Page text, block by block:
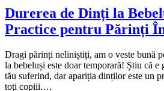
Durerea de Dinți la
Practice pentru Părinți
Dragi părinți neliniștiți, am o veste bună
la bebeluși este doar temporară! Știu că
tău suferind, dar apariția dinților este un
toți copiii.…